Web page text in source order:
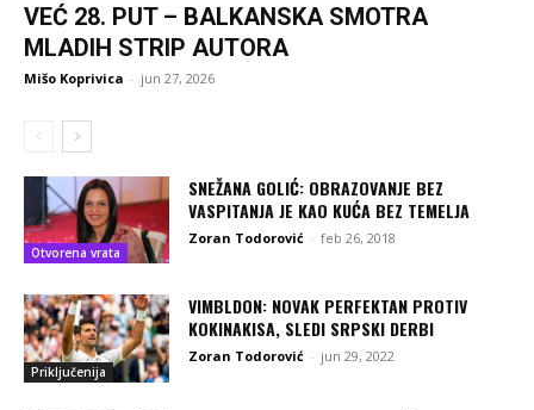
VEĆ 28. PUT – BALKANSKA SMOTRA
MLADIH STRIP AUTORA
Mišo Koprivica - jun 27, 2026
Otvorena vrata
SNEŽANA GOLIĆ: OBRAZOVANJE BEZ
VASPITANJA JE KAO KUĆA BEZ TEMELJA
Zoran Todorović - feb 26, 2018
Priključenija
VIMBLDON: NOVAK PERFEKTAN PROTIV
KOKINAKISA, SLEDI SRPSKI DERBI
Zoran Todorović - jun 29, 2022